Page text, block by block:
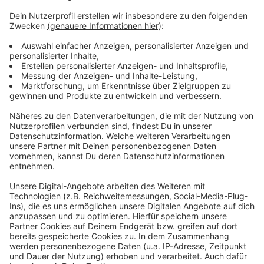
Facts for Fun mit Tom Hoppe
Anzeige
Wenn andere euch nur Fakten, Fakten, Fakten um die
Ohren hauen, packt Tom Hoppe eine Portion Humor
mit rein. Von kurios bis erhellend - hier bekommt ihr die
Fakten einfach etwas anders und erfrischender.
Anzeige
Anzeige